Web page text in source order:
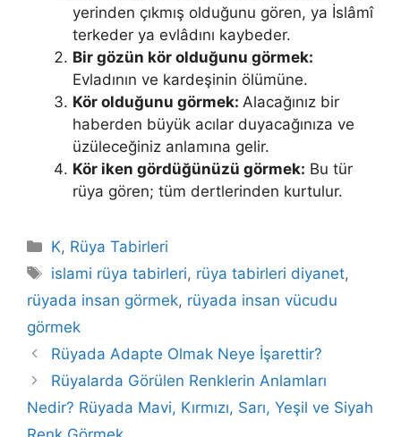
ye­rinden çıkmış olduğunu gören, ya İslâmî
terkeder ya evlâdını kaybeder.
Bir gözün kör olduğunu görmek:
Evladının ve kardeşinin ölümüne.
Kör olduğunu görmek: Alacağınız bir
haberden büyük acılar duyacağınıza ve
üzüleceğiniz anlamına gelir.
Kör iken gördüğünüzü gör­mek: Bu tür
rüya gören; tüm dertlerinden kurtulur.
Kategoriler
K, Rüya Tabirleri
Etiketler
islami rüya tabirleri, rüya tabirleri diyanet,
rüyada insan görmek, rüyada insan vücudu
görmek
Rüyada Adapte Olmak Neye İşarettir?
Rüyalarda Görülen Renklerin Anlamları
Nedir? Rüyada Mavi, Kırmızı, Sarı, Yeşil ve Siyah